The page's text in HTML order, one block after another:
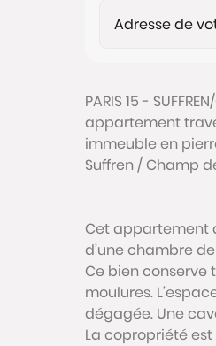
PARIS 15 -
appartement
immeuble en
Suffren / Champ
Cet appartement
d’une chambre
Ce bien conserve
moulures.
dégagée. Une
La copropriété